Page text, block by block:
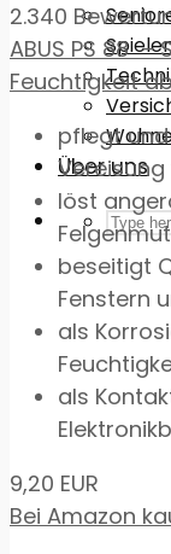
Über uns
2.340
ABUS PS 88
Feuchtigkeit
pflegt
löst
beseitigt
Fenstern
als
als
9,20 EUR
Bei Amazon